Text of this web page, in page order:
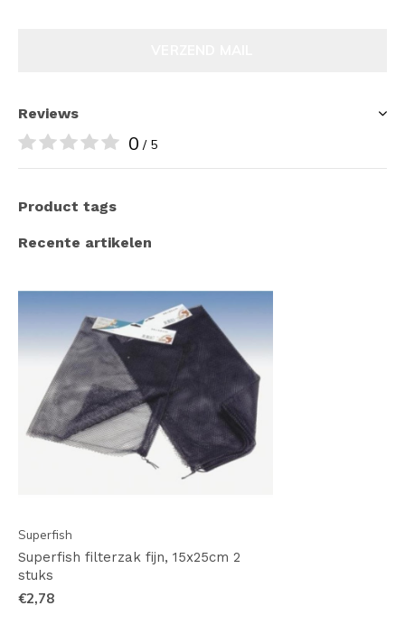
Reviews
0 / 5
Product tags
Recente artikelen
Superfish
Superfish filterzak fijn, 15x25cm 2
stuks
€2,78